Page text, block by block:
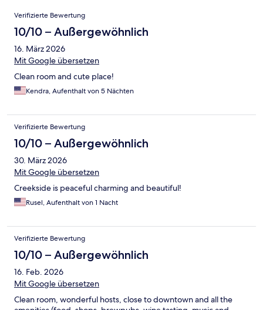
Bewertungen
Verifizierte Bewertung
10/10 – Außergewöhnlich
16. März 2026
Mit Google übersetzen
Clean room and cute place!
Kendra, Aufenthalt von 5 Nächten
Verifizierte Bewertung
10/10 – Außergewöhnlich
30. März 2026
Mit Google übersetzen
Creekside is peaceful charming and beautiful!
Rusel, Aufenthalt von 1 Nacht
Verifizierte Bewertung
10/10 – Außergewöhnlich
16. Feb. 2026
Mit Google übersetzen
Clean room, wonderful hosts, close to downtown and all the